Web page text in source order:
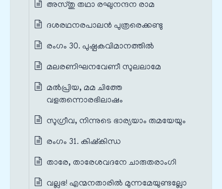
അസ്തു തഥാ രഘുനന്ദന രാമ
ദശരഥനരപാലൻ പുത്രരെക്കണ്ടു
രംഗം 30. പുഷ്പകവിമാനത്തിൽ
മലരണിഘനവേണീ സുലലാമേ
മൽപ്രിയ, മമ ചിത്തേ
വളരുന്നൊരഭിലാഷം
സുഗ്രീവ, നിന്നുടെ ഭാര്യയാം രുമയേയും
രംഗം 31. കിഷ്കിന്ധ
താരേ, താരേശവദനേ ചാരുതരാംഗി
വല്ലഭ! എന്മനതാരിൽ മുന്നമേയുണ്ടല്ലോ